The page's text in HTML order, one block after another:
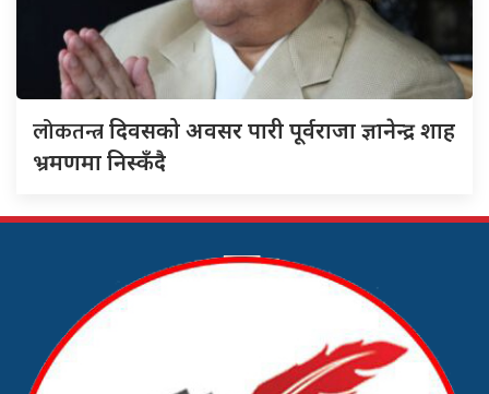
लोकतन्त्रदिवसको अवसर पारी पूर्वराजा ज्ञानेन्द्र शाह
भ्रमणमा निस्कँदै